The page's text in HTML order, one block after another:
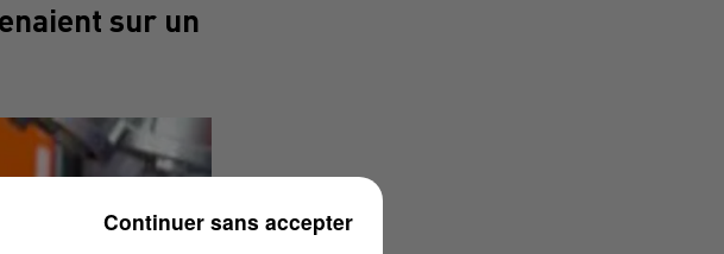
sur un
Continuer sans accepter